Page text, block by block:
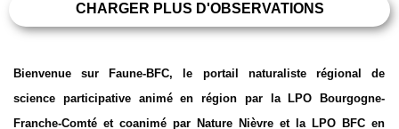
CHARGER PLUS D'OBSERVATIONS
Bienvenue sur Faune-BFC, le portail naturaliste régional de
science participative animé en région par la LPO Bourgogne-
Franche-Comté et coanimé par Nature Nièvre et la LPO BFC en